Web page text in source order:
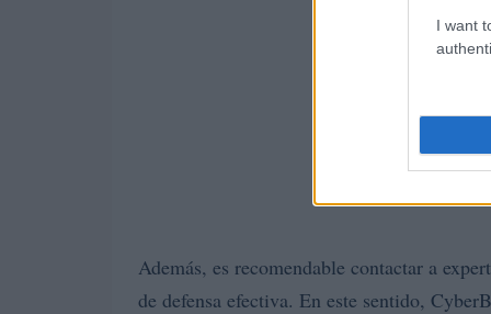
I want
Además, es recomendable contactar a
de defensa efectiva. En este sentido,